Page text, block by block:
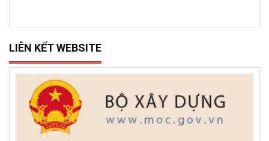
LIÊN KẾT WEBSITE